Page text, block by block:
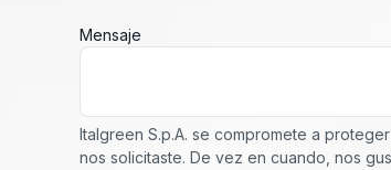
Mensaje
Italgreen S.p.A. se compromete a
nos solicitaste. De vez en cuando, nos